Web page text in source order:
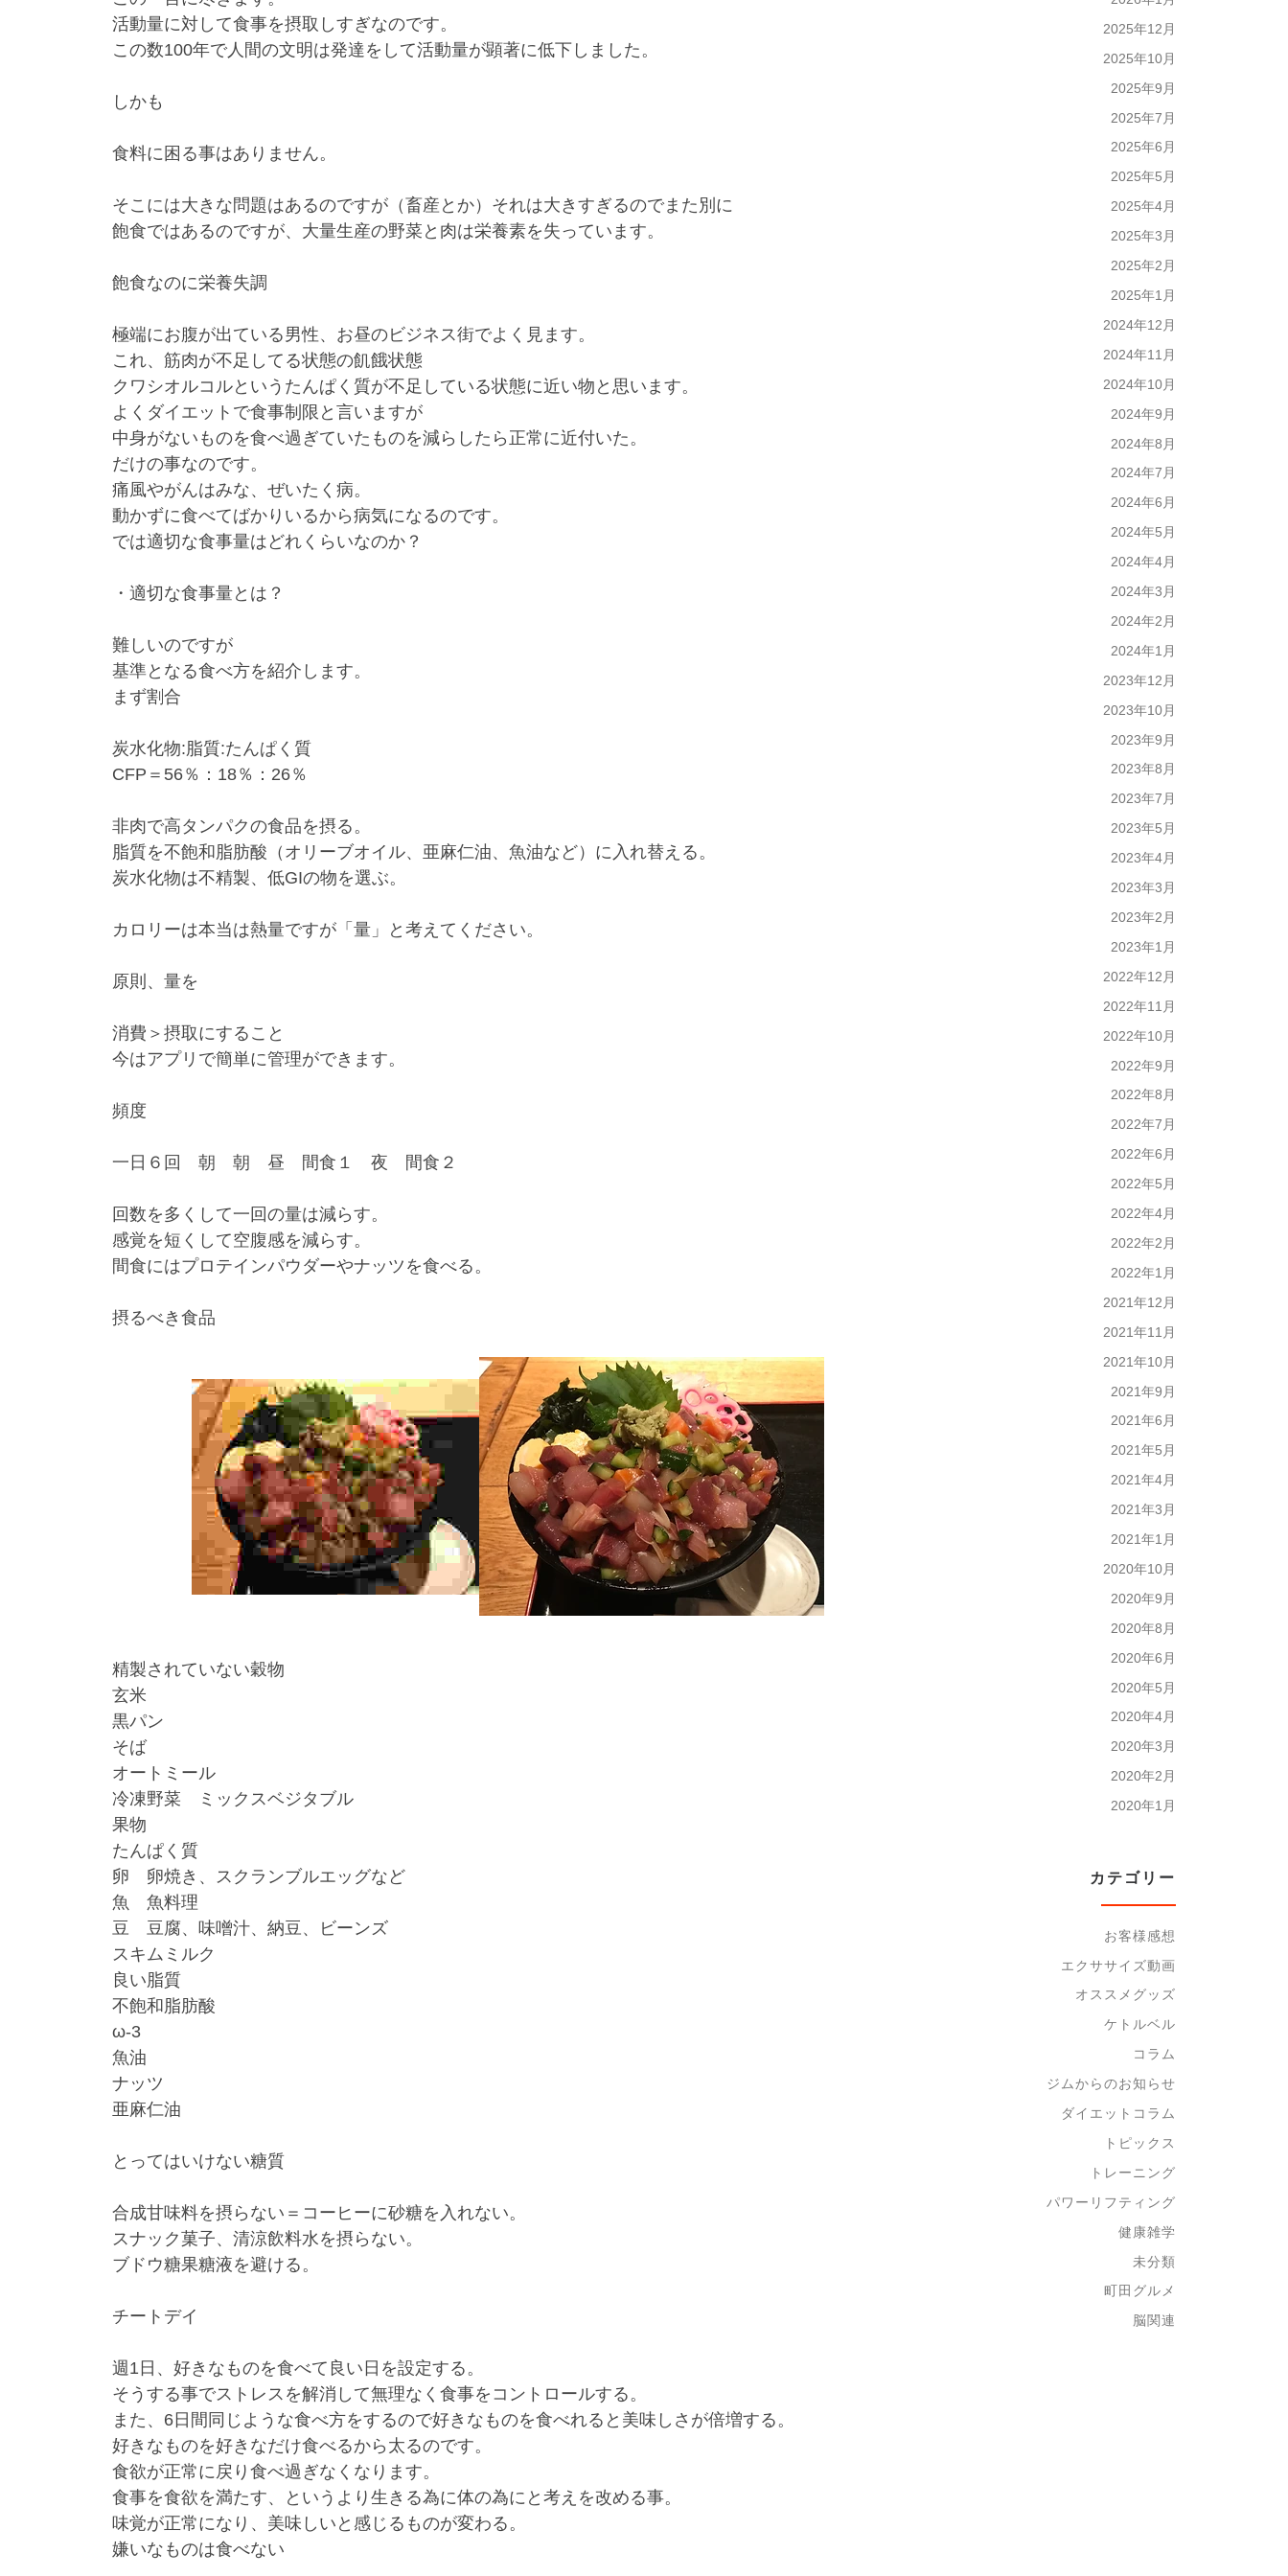
活動量に対して食事を摂取しすぎなのです。
この数100年で人間の文明は発達をして活動量が顕著に低下しました。
しかも
食料に困る事はありません。
そこには大きな問題はあるのですが（畜産とか）それは大きすぎるのでまた別に
飽食ではあるのですが、大量生産の野菜と肉は栄養素を失っています。
飽食なのに栄養失調
極端にお腹が出ている男性、お昼のビジネス街でよく見ます。
これ、筋肉が不足してる状態の飢餓状態
クワシオルコルというたんぱく質が不足している状態に近い物と思います。
よくダイエットで食事制限と言いますが
中身がないものを食べ過ぎていたものを減らしたら正常に近付いた。
だけの事なのです。
痛風やがんはみな、ぜいたく病。
動かずに食べてばかりいるから病気になるのです。
では適切な食事量はどれくらいなのか？
・適切な食事量とは？
難しいのですが
基準となる食べ方を紹介します。
まず割合
炭水化物:脂質:たんぱく質
CFP＝56％：18％：26％
非肉で高タンパクの食品を摂る。
脂質を不飽和脂肪酸（オリーブオイル、亜麻仁油、魚油など）に入れ替える。
炭水化物は不精製、低GIの物を選ぶ。
カロリーは本当は熱量ですが「量」と考えてください。
原則、量を
消費＞摂取にすること
今はアプリで簡単に管理ができます。
頻度
一日６回 朝 朝 昼 間食１ 夜 間食２
回数を多くして一回の量は減らす。
感覚を短くして空腹感を減らす。
間食にはプロテインパウダーやナッツを食べる。
摂るべき食品
精製されていない穀物
玄米
黒パン
そば
オートミール
冷凍野菜 ミックスベジタブル
果物
たんぱく質
卵 卵焼き、スクランブルエッグなど
魚 魚料理
豆 豆腐、味噌汁、納豆、ビーンズ
スキムミルク
良い脂質
不飽和脂肪酸
ω-3
魚油
ナッツ
亜麻仁油
とってはいけない糖質
合成甘味料を摂らない＝コーヒーに砂糖を入れない。
スナック菓子、清涼飲料水を摂らない。
ブドウ糖果糖液を避ける。
チートデイ
週1日、好きなものを食べて良い日を設定する。
そうする事でストレスを解消して無理なく食事をコントロールする。
また、6日間同じような食べ方をするので好きなものを食べれると美味しさが倍増する。
好きなものを好きなだけ食べるから太るのです。
食欲が正常に戻り食べ過ぎなくなります。
食事を食欲を満たす、というより生きる為に体の為にと考えを改める事。
味覚が正常になり、美味しいと感じるものが変わる。
嫌いなものは食べない
2025年12月
2025年10月
2025年9月
2025年7月
2025年6月
2025年5月
2025年4月
2025年3月
2025年2月
2025年1月
2024年12月
2024年11月
2024年10月
2024年9月
2024年8月
2024年7月
2024年6月
2024年5月
2024年4月
2024年3月
2024年2月
2024年1月
2023年12月
2023年10月
2023年9月
2023年8月
2023年7月
2023年5月
2023年4月
2023年3月
2023年2月
2023年1月
2022年12月
2022年11月
2022年10月
2022年9月
2022年8月
2022年7月
2022年6月
2022年5月
2022年4月
2022年2月
2022年1月
2021年12月
2021年11月
2021年10月
2021年9月
2021年6月
2021年5月
2021年4月
2021年3月
2021年1月
2020年10月
2020年9月
2020年8月
2020年6月
2020年5月
2020年4月
2020年3月
2020年2月
2020年1月
カテゴリー
お客様感想
エクササイズ動画
オススメグッズ
ケトルベル
コラム
ジムからのお知らせ
ダイエットコラム
トピックス
トレーニング
パワーリフティング
健康雑学
未分類
町田グルメ
脳関連